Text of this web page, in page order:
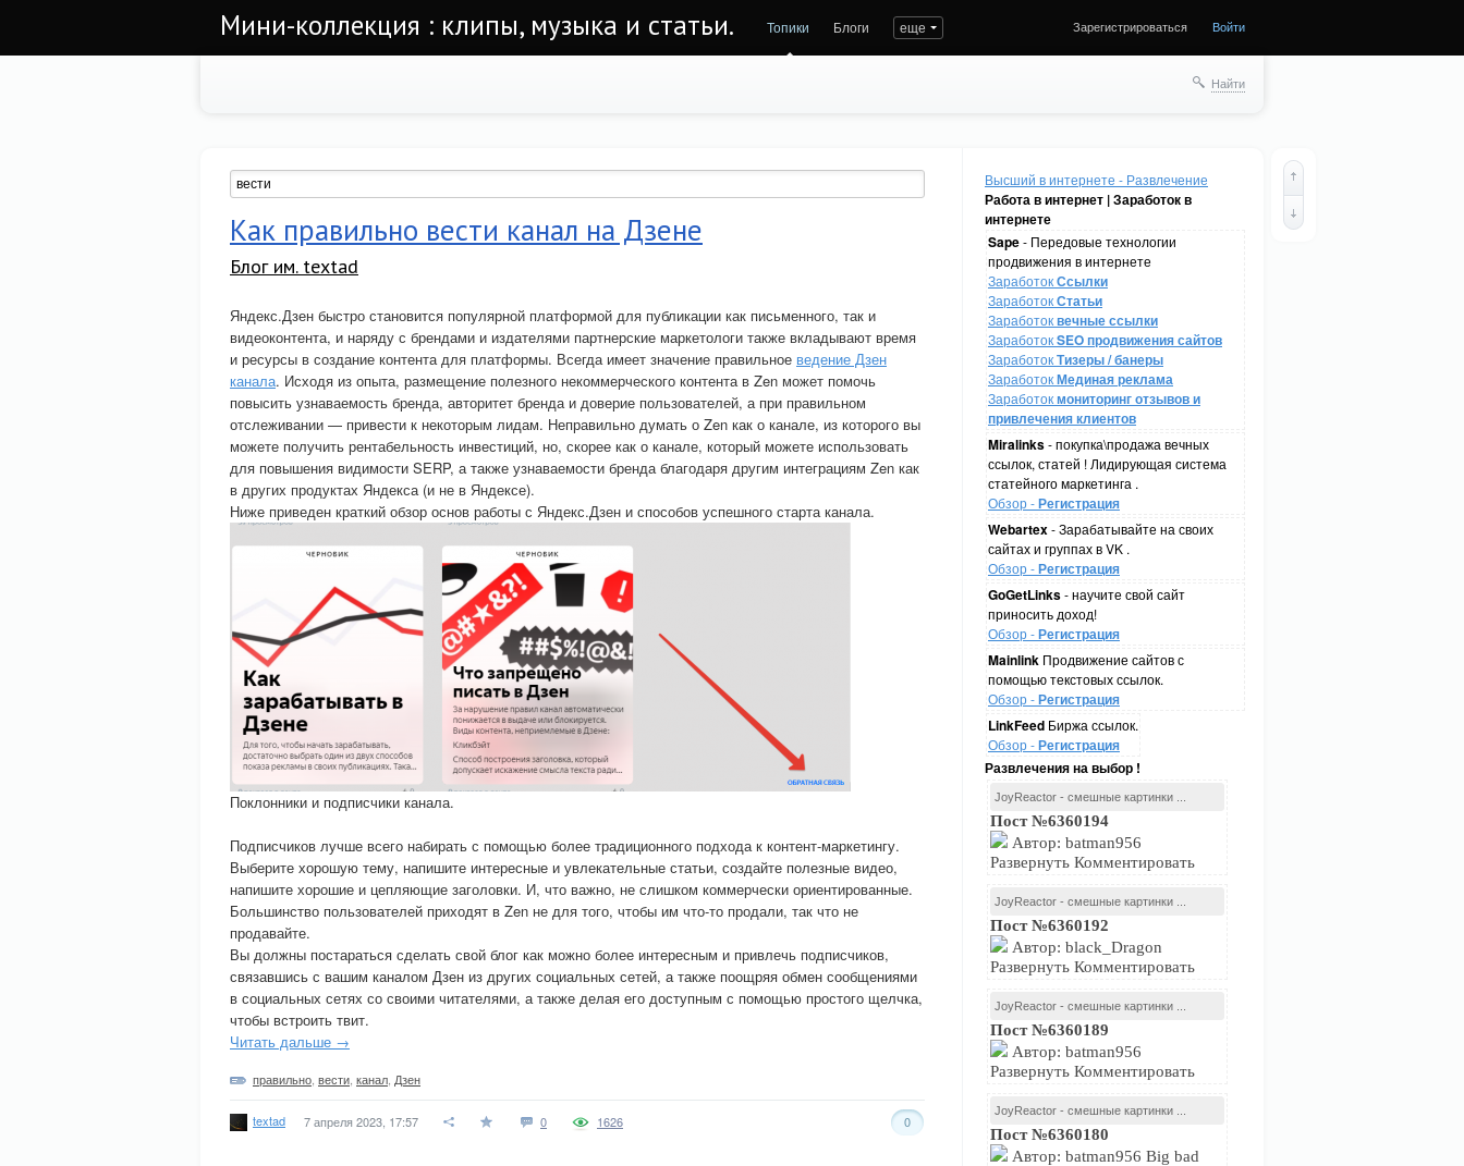
Мини-коллекция : клипы, музыка и статьи. Топики Блоги еще Зарегистрироваться Войти
Найти
Высший в интернете - Развлечение
Работа в интернет | Заработок в
интернете
Sape- Передовые технологии
продвижения в интернете
ЗаработокСсылки
ЗаработокСтатьи
Заработоквечные ссылки
ЗаработокSEO продвижения сайтов
ЗаработокТизеры / банеры
ЗаработокМединая реклама
Заработокмониторинг отзывов и
привлечения клиентов
Miralinks- покупка\продажа вечных
ссылок, статей ! Лидирующая система
статейного маркетинга .
Обзор -Регистрация
Webartex- Зарабатывайте на своих
сайтах и группах в VK .
Обзор -Регистрация
GoGetLinks- научите свой сайт
приносить доход!
Обзор -Регистрация
Mainlink Продвижение сайтов с
помощью текстовых ссылок.
Обзор -Регистрация
LinkFeed Биржа ссылок.
Обзор -Регистрация
Развлечения на выбор !
JoyReactor - смешные картинки ...
Пост №6360194
Автор: batman956
Развернуть Комментировать
JoyReactor - смешные картинки ...
Пост №6360192
Автор: black_Dragon
Развернуть Комментировать
JoyReactor - смешные картинки ...
Пост №6360189
Автор: batman956
Развернуть Комментировать
JoyReactor - смешные картинки ...
Пост №6360180
Автор: batman956 Big bad
Как правильно вести канал на Дзене
Блог им. textad
Яндекс.Дзен быстро становится популярной платформой для публикации как письменного, так и
видеоконтента, и наряду с брендами и издателями партнерские маркетологи также вкладывают время
и ресурсы в создание контента для платформы. Всегда имеет значение правильное ведение Дзен
канала. Исходя из опыта, размещение полезного некоммерческого контента в Zen может помочь
повысить узнаваемость бренда, авторитет бренда и доверие пользователей, а при правильном
отслеживании — привести к некоторым лидам. Неправильно думать о Zen как о канале, из которого вы
можете получить рентабельность инвестиций, но, скорее как о канале, который можете использовать
для повышения видимости SERP, а также узнаваемости бренда благодаря другим интеграциям Zen как
в других продуктах Яндекса (и не в Яндексе).
Ниже приведен краткий обзор основ работы с Яндекс.Дзен и способов успешного старта канала.
Поклонники и подписчики канала.
Подписчиков лучше всего набирать с помощью более традиционного подхода к контент-маркетингу.
Выберите хорошую тему, напишите интересные и увлекательные статьи, создайте полезные видео,
напишите хорошие и цепляющие заголовки. И, что важно, не слишком коммерчески ориентированные.
Большинство пользователей приходят в Zen не для того, чтобы им что-то продали, так что не
продавайте.
Вы должны постараться сделать свой блог как можно более интересным и привлечь подписчиков,
связавшись с вашим каналом Дзен из других социальных сетей, а также поощряя обмен сообщениями
в социальных сетях со своими читателями, а также делая его доступным с помощью простого щелчка,
чтобы встроить твит.
Читать дальше →
правильно вести канал Дзен
textad 7 апреля 2023, 17:57 0 0
1626